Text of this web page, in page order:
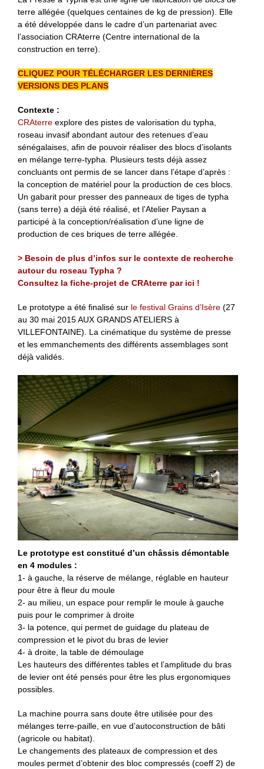
terre allégée (quelques centaines de kg de pression). Elle
a été développée dans le cadre d’un partenariat avec
l’association CRAterre (Centre international de la
construction en terre).
CLIQUEZ POUR TÉLÉCHARGER LES DERNIÈRES
VERSIONS DES PLANS
Contexte :
CRAterre explore des pistes de valorisation du typha,
roseau invasif abondant autour des retenues d’eau
sénégalaises, afin de pouvoir réaliser des blocs d’isolants
en mélange terre-typha. Plusieurs tests déjà assez
concluants ont permis de se lancer dans l’étape d’après :
la conception de matériel pour la production de ces blocs.
Un gabarit pour presser des panneaux de tiges de typha
(sans terre) a déjà été réalisé, et l’Atelier Paysan a
participé à la conception/réalisation d’une ligne de
production de ces briques de terre allégée.
> Besoin de plus d’infos sur le contexte de recherche
autour du roseau Typha ?
Consultez la fiche-projet de CRAterre par ici !
Le prototype a été finalisé sur le festival Grains d’Isère (27
au 30 mai 2015 AUX GRANDS ATELIERS à
VILLEFONTAINE). La cinématique du système de presse
et les emmanchements des différents assemblages sont
déjà validés.
Le prototype est constitué d’un châssis démontable
en 4 modules :
1- à gauche, la réserve de mélange, réglable en hauteur
pour être à fleur du moule
2- au milieu, un espace pour remplir le moule à gauche
puis pour le comprimer à droite
3- la potence, qui permet de guidage du plateau de
compression et le pivot du bras de levier
4- à droite, la table de démoulage
Les hauteurs des différentes tables et l’amplitude du bras
de levier ont été pensés pour être les plus ergonomiques
possibles.
La machine pourra sans doute être utilisée pour des
mélanges terre-paille, en vue d’autoconstruction de bâti
(agricole ou habitat).
Le changements des plateaux de compression et des
moules permet d’obtenir des bloc compressés (coeff 2) de